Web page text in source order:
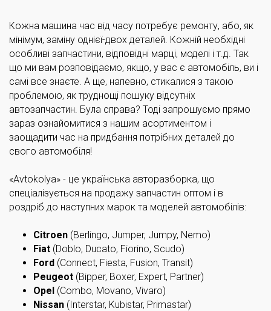
Кожна машина час від часу потребує ремонту, або, як
мінімум, заміну однієї-двох деталей. Кожній необхідні
особливі запчастини, відповідні марці, моделі і т.д. Так
що ми вам розповідаємо, якщо, у вас є автомобіль, ви і
самі все знаєте. А ще, напевно, стикалися з такою
проблемою, як труднощі пошуку відсутніх
автозапчастин. Була справа? Тоді запрошуємо прямо
зараз ознайомитися з нашим асортиментом і
заощадити час на придбання потрібних деталей до
свого автомобіля!
«Avtokolya» - це українська авторазборка, що
спеціалізується на продажу запчастин оптом і в
роздріб до наступних марок та моделей автомобілів:
Citroen (Berlingo, Jumper, Jumpy, Nemo)
Fiat (Doblo, Ducato, Fiorino, Scudo)
Ford (Connect, Fiesta, Fusion, Transit)
Peugeot (Bipper, Boxer, Expert, Partner)
Opel (Combo, Movano, Vivaro)
Nissan (Interstar, Kubistar, Primastar)